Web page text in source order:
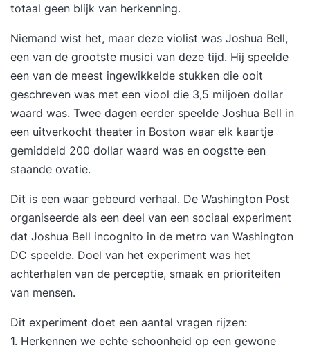
totaal geen blijk van herkenning.
Niemand wist het, maar deze violist was Joshua Bell,
een van de grootste musici van deze tijd. Hij speelde
een van de meest ingewikkelde stukken die ooit
geschreven was met een viool die 3,5 miljoen dollar
waard was. Twee dagen eerder speelde Joshua Bell in
een uitverkocht theater in Boston waar elk kaartje
gemiddeld 200 dollar waard was en oogstte een
staande ovatie.
Dit is een waar gebeurd verhaal. De Washington Post
organiseerde als een deel van een sociaal experiment
dat Joshua Bell incognito in de metro van Washington
DC speelde. Doel van het experiment was het
achterhalen van de perceptie, smaak en prioriteiten
van mensen.
Dit experiment doet een aantal vragen rijzen:
1. Herkennen we echte schoonheid op een gewone